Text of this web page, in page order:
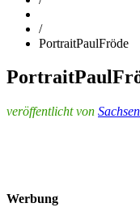
/
PortraitPaulFröde
veröffentlicht von
Werbung